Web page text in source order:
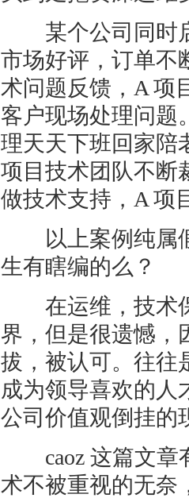
某个公司同时启
市场好评，订单不
术问题反馈，A 项
客户现场处理问题
理天天下班回家陪
项目技术团队不断
做技术支持，A 项
以上案例纯属假
生有瞎编的么？
在运维，技术保
界，但是很遗憾，
拔，被认可。往往
成为领导喜欢的人
公司价值观倒挂的
caoz 这篇文章
术不被重视的无奈